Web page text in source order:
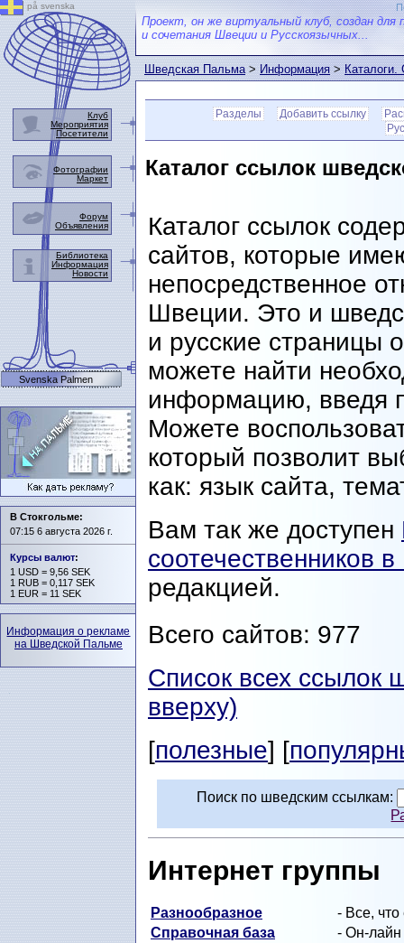
Проект, он же виртуальный клуб, создан для
и сочетания Швеции и Русскоязычных...
Шведская Пальма>Информация>Каталоги.
шведскую тематику
Разделы Добавить ссылку
Каталог ссылок
Каталог ссылок
сайтов, которые
непосредственное
Швеции. Это и
и русские
можете найти
информацию, введя
Можете
который позволит
как: язык сайта,
Вам так же доступен
соотечественников
редакцией.
Всего сайтов: 977
Список всех ссылок
вверху)
[полезные] [
Поиск по шведским ссылкам:
Интернет группы
Разнообразное
- Все,
Справочная база
- Он-лайн
på svenska
Клуб
Мероприятия
Посетители
Фотографии
Маркет
Форум
Объявления
Библиотека
Информация
Новости
Svenska Palmen
В Стокгольме:
07:15 6 августа 2026 г.
Курсы валют:
1 USD = 9,56 SEK
1 RUB = 0,117 SEK
1 EUR = 11 SEK
Информация о рекламе
на Шведской Пальме